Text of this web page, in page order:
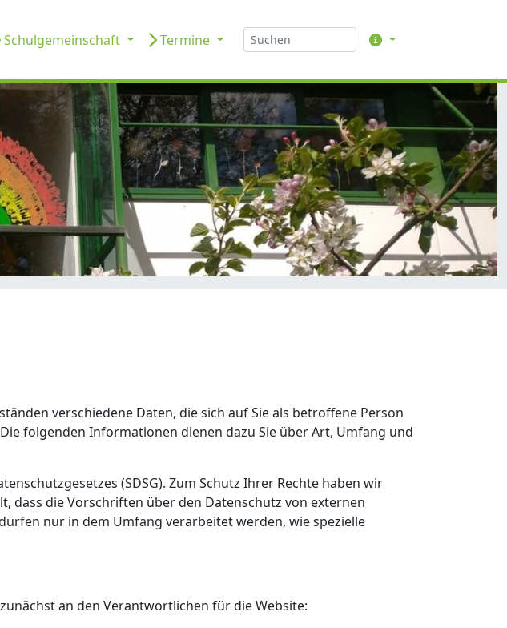
Schulgemeinschaft Termine
verschiedene Daten, die sich auf Sie als betroffene Person
folgenden Informationen dienen dazu Sie über Art, Umfang und
(SDSG). Zum Schutz Ihrer Rechte haben wir
dass die Vorschriften über den Datenschutz von externen
nur in dem Umfang verarbeitet werden, wie spezielle
an den Verantwortlichen für die Website: